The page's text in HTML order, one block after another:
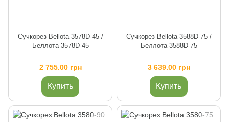
Сучкорез Bellota 3578D-45 /
Беллота 3578D-45
2 755.00 грн
Купить
Сучкорез Bellota 3588D-75 /
Беллота 3588D-75
3 639.00 грн
Купить